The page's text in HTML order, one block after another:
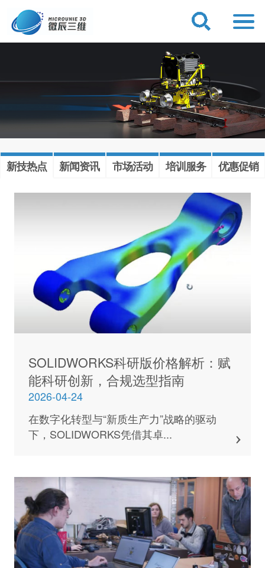
新技热点 新闻资讯 市场活动 培训服务 优惠促销
SOLIDWORKS科研版价格解析：赋
能科研创新，合规选型指南
2026-04-24
在数字化转型与“新质生产力”战略的驱动
下，SOLIDWORKS凭借其卓...